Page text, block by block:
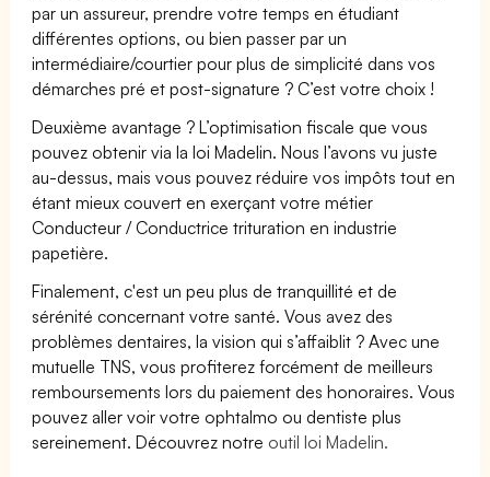
par un assureur, prendre votre temps en étudiant
différentes options, ou bien passer par un
intermédiaire/courtier pour plus de simplicité dans vos
démarches pré et post-signature ? C’est votre choix !
Deuxième avantage ? L’optimisation fiscale que vous
pouvez obtenir via la loi Madelin. Nous l’avons vu juste
au-dessus, mais vous pouvez réduire vos impôts tout en
étant mieux couvert en exerçant votre métier
Conducteur / Conductrice trituration en industrie
papetière.
Finalement, c'est un peu plus de tranquillité et de
sérénité concernant votre santé. Vous avez des
problèmes dentaires, la vision qui s’affaiblit ? Avec une
mutuelle TNS, vous profiterez forcément de meilleurs
remboursements lors du paiement des honoraires. Vous
pouvez aller voir votre ophtalmo ou dentiste plus
sereinement. Découvrez notre outil loi Madelin.